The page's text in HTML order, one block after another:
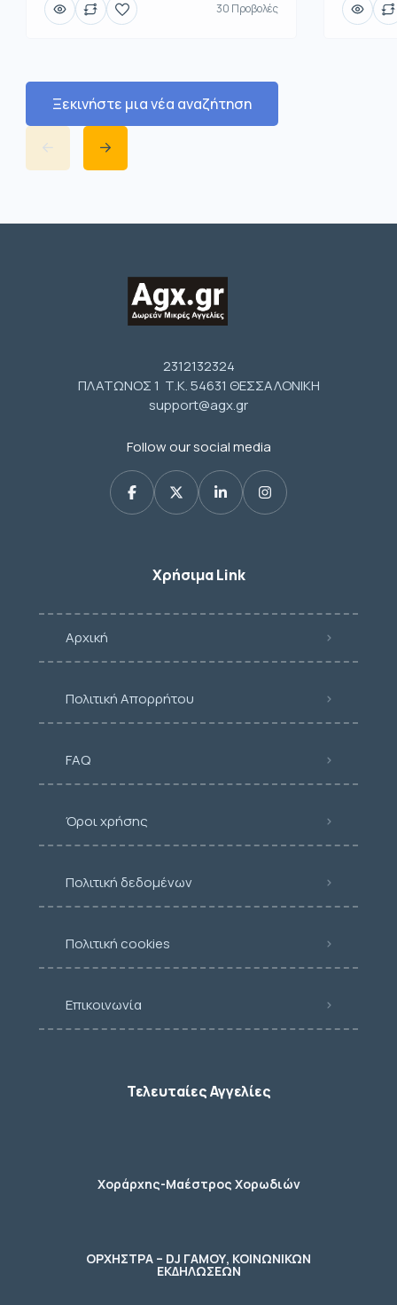
30 Προβολές
Ξεκινήστε μια νέα αναζήτηση
2312132324
ΠΛΑΤΩΝΟΣ 1 Τ.Κ. 54631 ΘΕΣΣΑΛΟΝΙΚΗ
support@agx.gr
Follow our social media
Χρήσιμα Link
Αρχική
Πολιτική Απορρήτου
FAQ
Όροι χρήσης
Πολιτική δεδομένων
Πολιτική cookies
Επικοινωνία
Τελευταίες Αγγελίες
Χοράρχης-Μαέστρος Χορωδιών
ΟΡΧΗΣΤΡΑ – DJ ΓΑΜΟΥ, ΚΟΙΝΩΝΙΚΩΝ
ΕΚΔΗΛΩΣΕΩΝ